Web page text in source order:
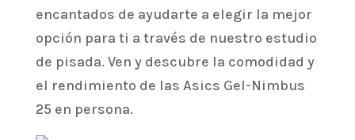
encantados de ayudarte a elegir la mejor
opción para ti a través de nuestro estudio
de pisada. Ven y descubre la comodidad y
el rendimiento de las Asics Gel-Nimbus
25 en persona.